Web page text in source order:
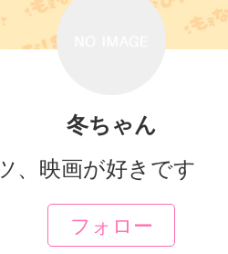
冬ちゃん
、映画が好きです
フォロー